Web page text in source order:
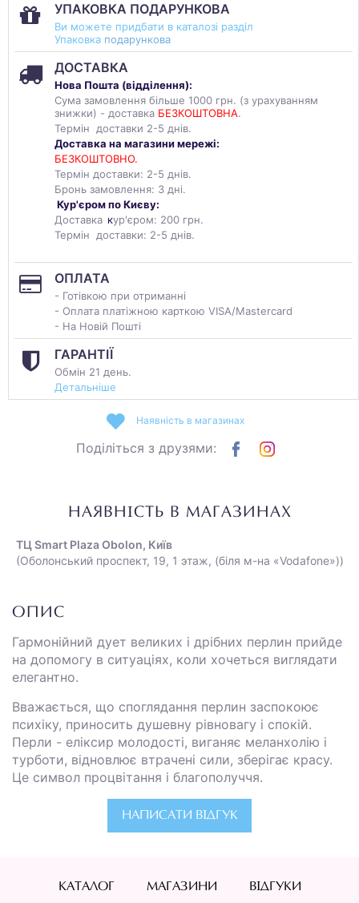
УПАКОВКА ПОДАРУНКОВА
Ви можете придбати в каталозі разділ
Упаковка подарункова
ДОСТАВКА
Нова Пошта (відділення):
Сума замовлення більше 1000 грн. (з урахуванням
знижки) - доставка БЕЗКОШТОВНА.
Термін доставки 2-5 днів.
Доставка на магазини мережі:
БЕЗКОШТОВНО.
Термін доставки: 2-5 днів.
Бронь замовлення: 3 дні.
Кур'єром по Києву:
Доставка кур'єром: 200 грн.
Термін доставки: 2-5 днів.
ОПЛАТА
- Готівкою при отриманні
- Оплата платіжною карткою VISA/Mastercard
- На Новій Пошті
ГАРАНТІЇ
Обмін 21 день.
Детальніше
Наявність в магазинах
Поділіться з друзями:
НАЯВНІСТЬ В МАГАЗИНАХ
ТЦ Smart Plaza Obolon, Київ
(Оболонський проспект, 19, 1 этаж, (біля м-на «Vodafone»))
ОПИС
Гармонійний дует великих і дрібних перлин прийде
на допомогу в ситуаціях, коли хочеться виглядати
елегантно.
Вважається, що споглядання перлин заспокоює
психіку, приносить душевну рівновагу і спокій.
Перли - еліксир молодості, виганяє меланхолію і
турботи, відновлює втрачені сили, зберігає красу.
Це символ процвітання і благополуччя.
НАПИСАТИ ВІДГУК
КАТАЛОГ МАГАЗИНИ ВІДГУКИ